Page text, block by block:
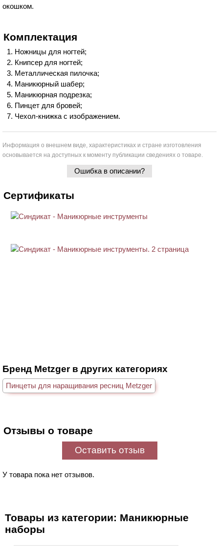
окошком.
Комплектация
Ножницы для ногтей;
Книпсер для ногтей;
Металлическая пилочка;
Маникюрный шабер;
Маникюрная подрезка;
Пинцет для бровей;
Чехол-книжка с изображением.
Информация о внешнем виде, характеристиках и стране изготовления
основывается на доступных к моменту публикации сведениях о товаре.
Ошибка в описании?
Сертификаты
Бренд Metzger в других категориях
Пинцеты для наращивания ресниц Metzger
Отзывы о товаре
Оставить отзыв
У товара пока нет отзывов.
Товары из категории: Маникюрные
наборы